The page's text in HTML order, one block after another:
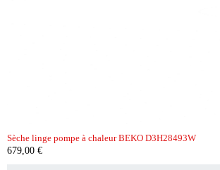
Sèche linge pompe à chaleur BEKO D3H28493W
679,00 €